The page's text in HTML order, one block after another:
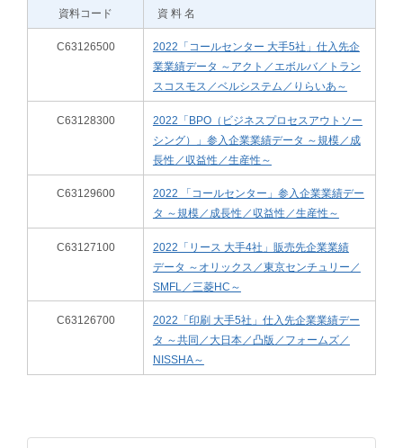
資料コード 資 料 名
C63126500
2022「コールセンター 大手5社」仕入先企
業業績データ ～アクト／エボルバ／トラン
スコスモス／ベルシステム／りらいあ～
C63128300
2022「BPO（ビジネスプロセスアウトソー
シング）」参入企業業績データ ～規模／成
長性／収益性／生産性～
C63129600
2022 「コールセンター」参入企業業績デー
タ ～規模／成長性／収益性／生産性～
C63127100
2022「リース 大手4社」販売先企業業績
データ ～オリックス／東京センチュリー／
SMFL／三菱HC～
C63126700
2022「印刷 大手5社」仕入先企業業績デー
タ ～共同／大日本／凸版／フォームズ／
NISSHA～